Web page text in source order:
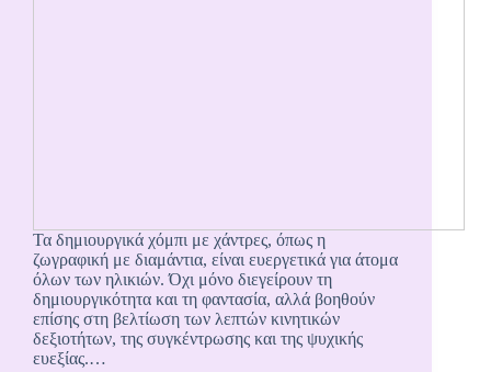
Τα δημιουργικά χόμπι με χάντρες, όπως η
ζωγραφική με διαμάντια, είναι ευεργετικά για άτομα
όλων των ηλικιών. Όχι μόνο διεγείρουν τη
δημιουργικότητα και τη φαντασία, αλλά βοηθούν
επίσης στη βελτίωση των λεπτών κινητικών
δεξιοτήτων, της συγκέντρωσης και της ψυχικής
ευεξίας.…